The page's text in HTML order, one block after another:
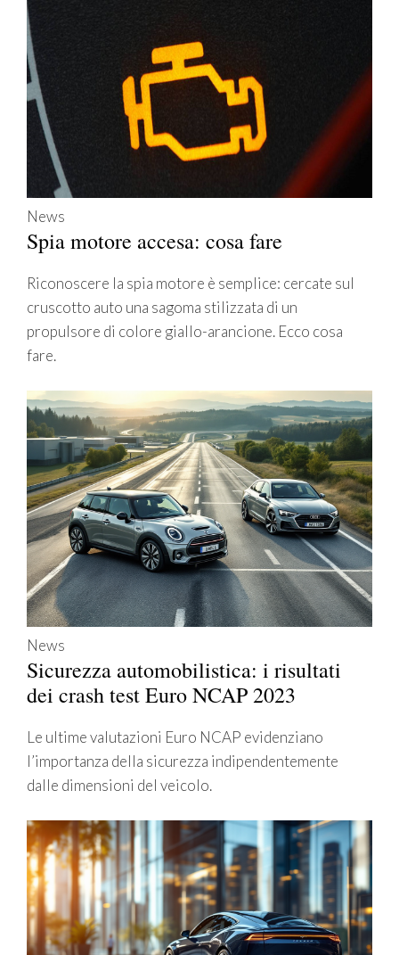
News
Spia motore accesa: cosa fare
Riconoscere la spia motore è semplice: cercate sul
cruscotto auto una sagoma stilizzata di un
propulsore di colore giallo-arancione. Ecco cosa
fare.
News
Sicurezza automobilistica: i risultati
dei crash test Euro NCAP 2023
Le ultime valutazioni Euro NCAP evidenziano
l’importanza della sicurezza indipendentemente
dalle dimensioni del veicolo.